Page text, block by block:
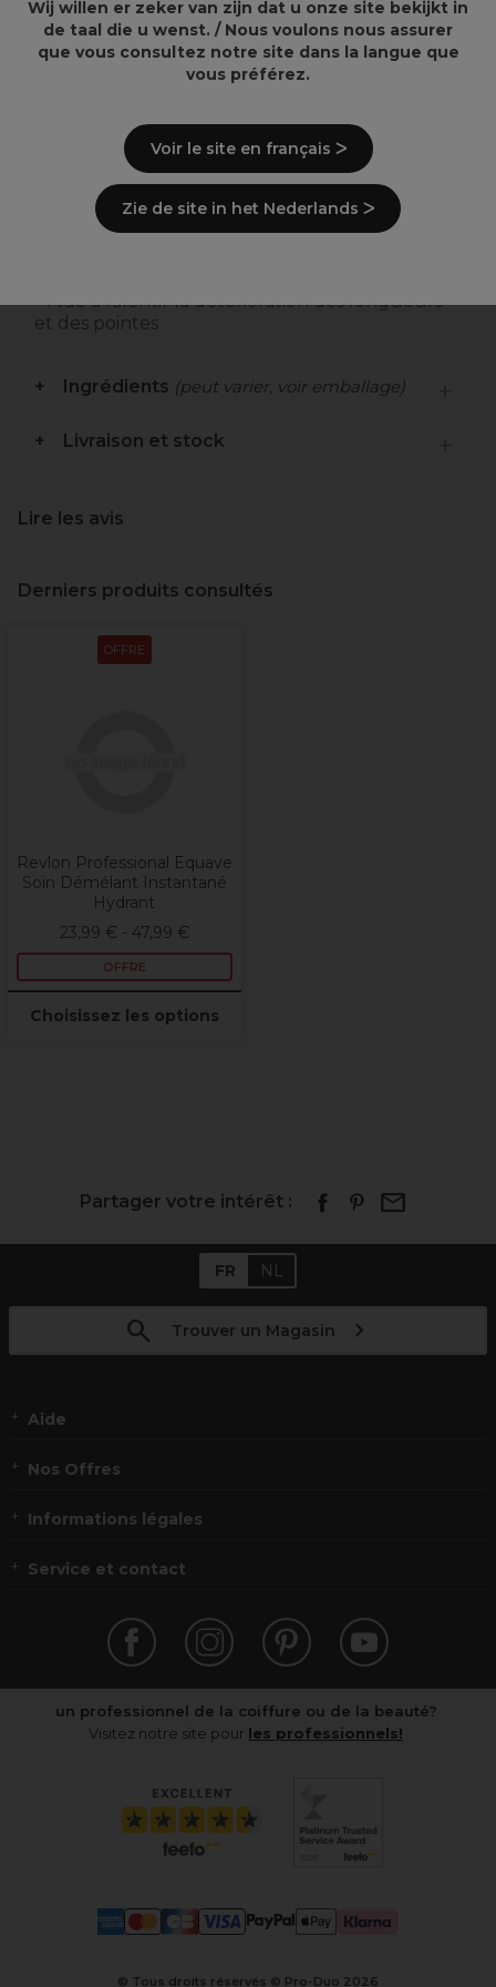
17,21€ 20,25€ 14,02€ 16,49€
Points clés
Démêlage 9 fois plus facile
2 fois plus résistant à la casse
Aide à ralentir la détérioration des longueurs
et des pointes
Ingrédients (peut varier, voir emballage)
Livraison et stock
Lire les avis
Derniers produits consultés
OFFRE
Revlon Professional Equave
Soin Démélant Instantané
Hydrant
23,99 € - 47,99 €
OFFRE
Choisissez les options
Partager votre intérêt :
FR NL
Trouver un Magasin
Aide
Nos Offres
Informations légales
Service et contact
un professionnel de la coiffure ou de la beauté?
Visitez notre site pour les professionnels!
© Tous droits réservés © Pro-Duo 2026
Wij willen er zeker van zijn dat u onze site bekijkt in
de taal die u wenst. / Nous voulons nous assurer
que vous consultez notre site dans la langue que
vous préférez.
Voir le site en français ᐳ
Zie de site in het Nederlands ᐳ